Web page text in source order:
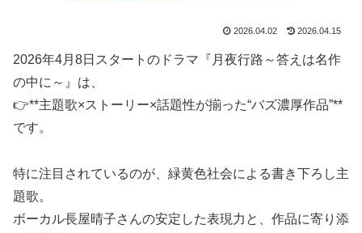
2026.04.02 2026.04.15
2026年4月8日スタートのドラマ『月夜行路～答えは名作
の中に～』は、
👉**主題歌×ストーリー×話題性が揃った“バズ濃厚作品”**
です。
特に注目されているのが、緑黄色社会による書き下ろし主
題歌。
ボーカル長屋晴子さんの安定した表現力と、作品に寄り添